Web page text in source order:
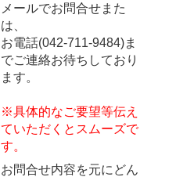
メールでお問合せまた
は、
お電話(042-711-9484)ま
でご連絡お待ちしており
ます。
※具体的なご要望等伝え
ていただくとスムーズで
す。
お問合せ内容を元にどん